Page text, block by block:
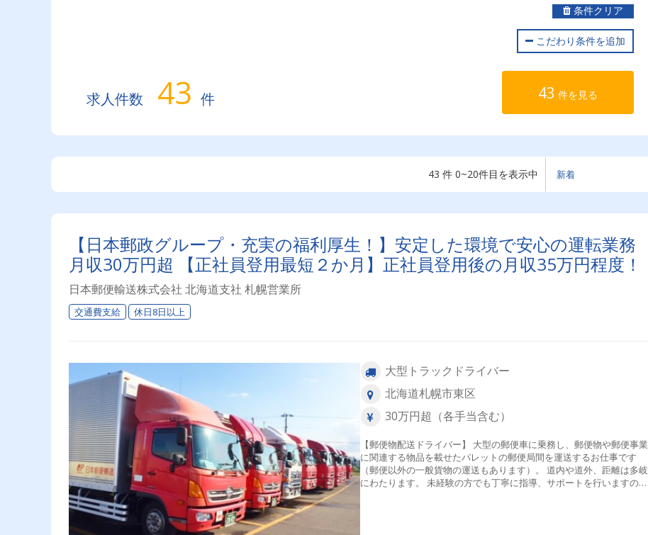
条件クリア
こだわり条件を追加
求人件数 43 件 43 件を見る
43 件 0~20件目を表示中
【日本郵政グループ・充実の福利厚生！】安定した環境で安心の運転業務
月収30万円超 【正社員登用最短２か月】正社員登用後の月収35万円程度！
日本郵便輸送株式会社 北海道支社 札幌営業所
交通費支給 休日8日以上
大型トラックドライバー
北海道札幌市東区
30万円超（各手当含む）
【郵便物配送ドライバー】 大型の郵便車に乗務し、郵便物や郵便事業
に関連する物品を載せたパレットの郵便局間を運送するお仕事です
（郵便以外の一般貨物の運送もあります）。 道内や道外、距離は多岐
にわたります。 未経験の方でも丁寧に指導、サポートを行いますの